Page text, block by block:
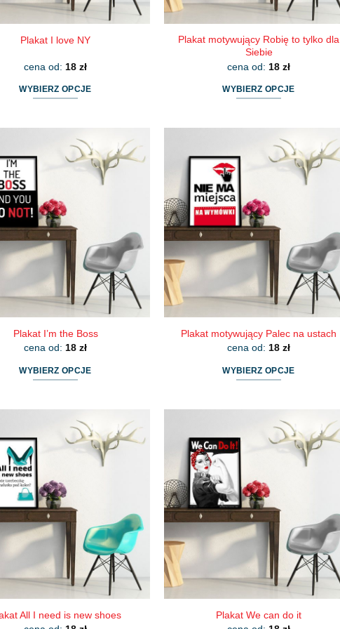
Plakat I love NY
cena od: 18 zł
WYBIERZ OPCJE
wiele
wariantów.
można
wybrać
stronie
produktu
Plakat motywujący Robię to tylko dla
Siebie
cena od: 18 zł
WYBIERZ OPCJE
wiele
wariantów.
można
wybrać
stronie
produktu
Plakat I’m the Boss
cena od: 18 zł
WYBIERZ OPCJE
wiele
wariantów.
można
wybrać
stronie
produktu
Plakat motywujący Palec na ustach
cena od: 18 zł
WYBIERZ OPCJE
wiele
wariantów.
można
wybrać
stronie
produktu
All I need is new shoes
Plakat We can do it